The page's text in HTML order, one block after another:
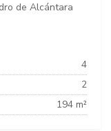
de Alcántara
4
2
194 m²